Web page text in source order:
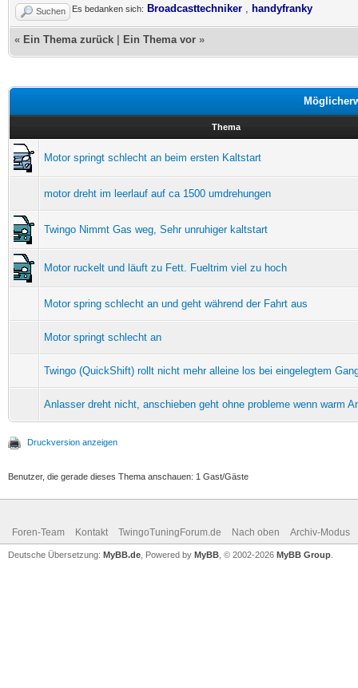
Suchen Es bedanken sich: Broadcasttechniker handyfranky
« Ein Thema zurück Ein Thema vor »
Thema
Motor springt schlecht an beim ersten Kaltstart
motor dreht im leerlauf auf ca 1500 umdrehungen
Twingo Nimmt Gas weg, Sehr unruhiger kaltstart
Motor ruckelt und läuft zu Fett. Fueltrim viel zu hoch
Motor spring schlecht an und geht während der Fahrt aus
Motor springt schlecht an
Twingo (QuickShift) rollt nicht mehr alleine los bei eingelegtem
Anlasser dreht nicht, anschieben geht ohne probleme wenn warm
Druckversion anzeigen
Benutzer, die gerade dieses Thema anschauen: 1 Gast/Gäste
Foren-Team Kontakt TwingoTuningForum.de Nach oben Archiv-Modus
Deutsche Übersetzung: MyBB.de , Powered by MyBB , © 2002-2026 MyBB Group